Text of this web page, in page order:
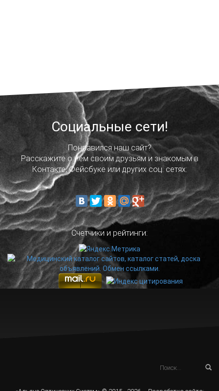
Социальные сети!
Понравился наш сайт?
Расскажите о нем своим друзьям и знакомым в
Контакте, Фейсбуке или других соц. сетях:
Счетчики и рейтинги: